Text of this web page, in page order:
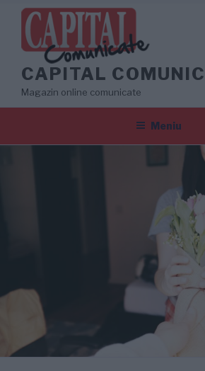
conținut
CAPITAL
Magazin online comunicate
Meniu